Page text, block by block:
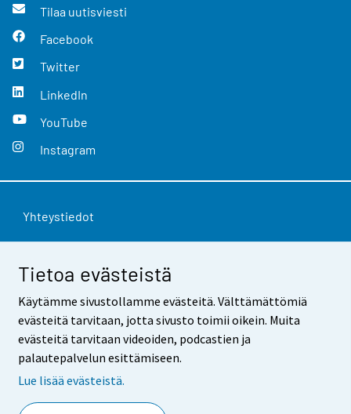
Tietoa evästeistä
Käytämme sivustollamme evästeitä. Välttämättömiä
evästeitä tarvitaan, jotta sivusto toimii oikein. Muita
evästeitä tarvitaan videoiden, podcastien ja
palautepalvelun esittämiseen.
Lue lisää evästeistä.
Tilaa uutisviesti
Facebook
Twitter
LinkedIn
YouTube
Instagram
Yhteystiedot
Palaute
Käyttöehdot
Tietosuoja
Saavutettavuus
Evästeasetukset